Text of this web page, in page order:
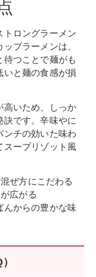
トロングラーメン
プラーメンは、
つことで麺がも
いと麺の食感が損
高いため、しっか
訣です。辛味やに
ンチの効いた味わ
スープリゾット風
ぜ方にこだわる
広がる
んからの豊かな味